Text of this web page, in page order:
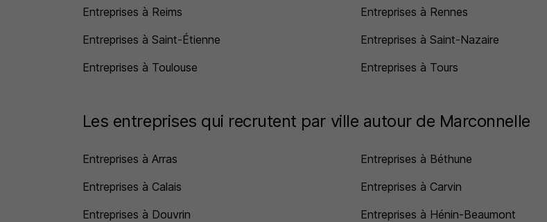
Entreprises à Reims
Entreprises à Rennes
Entreprises à Saint-Étienne
Entreprises à Saint-Nazaire
Entreprises à Toulouse
Entreprises à Tours
Les entreprises qui recrutent par ville autour de Marconnelle
Entreprises à Arras Entreprises à Béthune
Entreprises à Calais
Entreprises à Carvin
Entreprises à Douvrin
Entreprises à Hénin-Beaumont